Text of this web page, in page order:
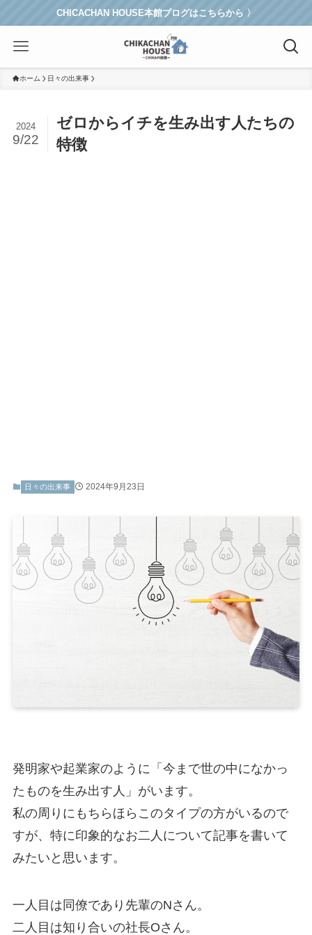
CHICACHAN HOUSE本館ブログはこちらから 〉
ホーム 日々の出来事
ゼロからイチを生み出す人たちの
特徴
2024
9/22
日々の出来事 2024年9月23日
発明家や起業家のように「今まで世の中になかっ
たものを生み出す人」がいます。
私の周りにもちらほらこのタイプの方がいるので
すが、特に印象的なお二人について記事を書いて
みたいと思います。
一人目は同僚であり先輩のNさん。
二人目は知り合いの社長Oさん。